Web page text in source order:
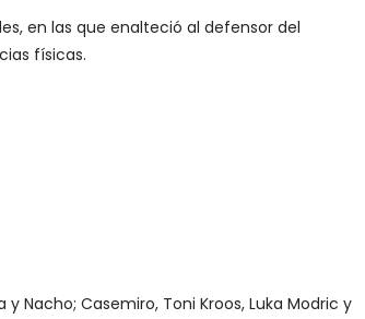
en las que enalteció al defensor del
físicas.
Nacho; Casemiro, Toni Kroos, Luka Modric y